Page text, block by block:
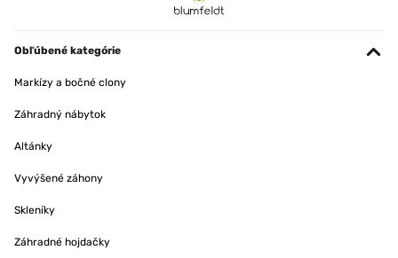
Obľúbené kategórie
Markízy a bočné clony
Záhradný nábytok
Altánky
Vyvýšené záhony
Skleníky
Záhradné hojdačky